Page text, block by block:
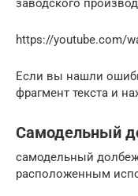
заводского
https://youtube.com/
Если вы нашли
фрагмент текста и
Самодельный
самодельный
расположенным